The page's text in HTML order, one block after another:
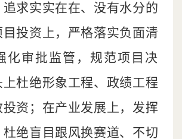
求实实在在、没有水分的
投资上，严格落实负面清
化审批监管，规范项目决
杜绝形象工程、政绩工程
资；在产业发展上，发挥
杜绝盲目跟风换赛道、不切